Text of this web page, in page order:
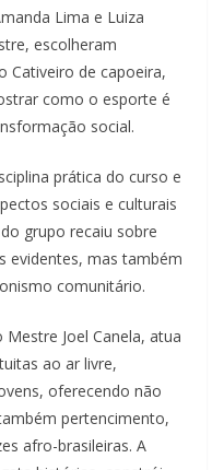
Lima e Luiza
escolheram
Cativeiro de capoeira,
como o esporte é
social.
prática do curso e
sociais e culturais
grupo recaiu sobre
evidentes, mas também
comunitário.
Joel Canela, atua
ao ar livre,
oferecendo não
pertencimento,
afro-brasileiras. A